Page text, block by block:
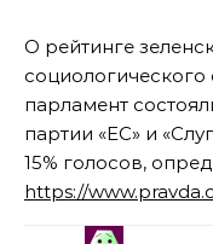
О рейтинге
парламент
партии «ЕС» и
15% голосов,
https://